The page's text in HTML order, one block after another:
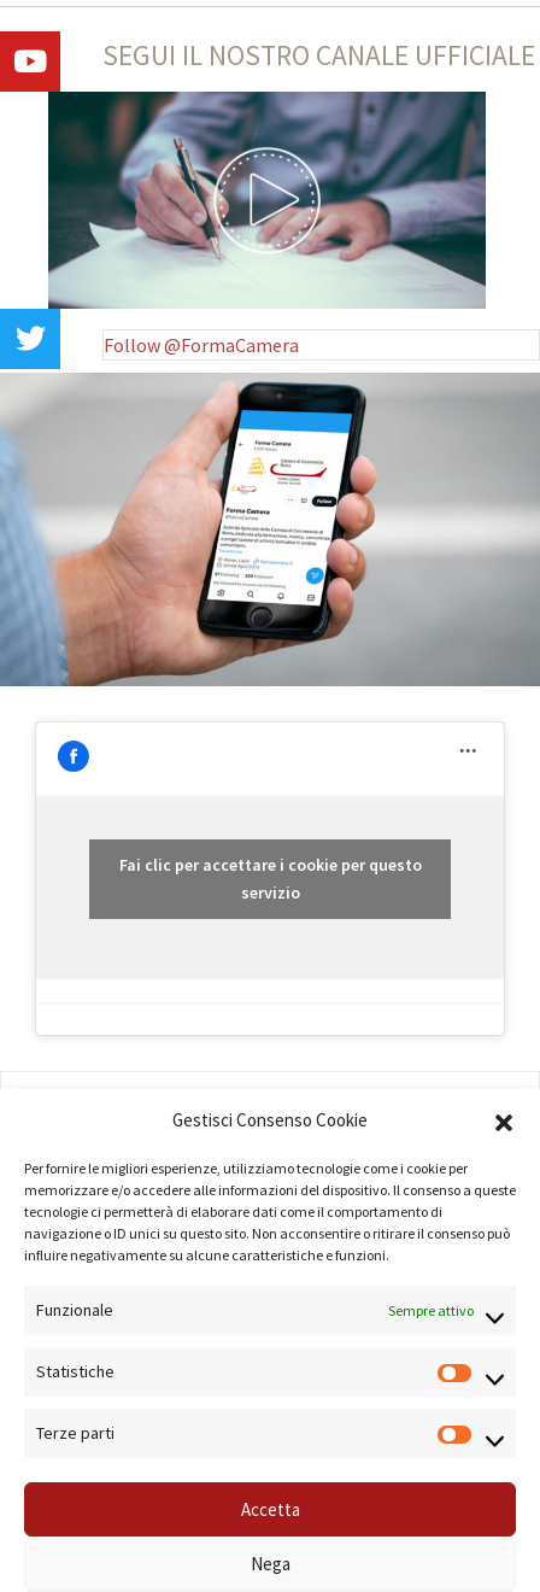
Gestisci Consenso Cookie
Per fornire le migliori esperienze, utilizziamo tecnologie come i cookie per
memorizzare e/o accedere alle informazioni del dispositivo. Il consenso a queste
tecnologie ci permetterà di elaborare dati come il comportamento di
navigazione o ID unici su questo sito. Non acconsentire o ritirare il consenso può
influire negativamente su alcune caratteristiche e funzioni.
Funzionale Sempre attivo
Statistiche
Terze parti
Accetta
Nega
SEGUI IL NOSTRO CANALE UFFICIALE
Follow @FormaCamera
Fai clic per accettare i cookie per questo
servizio
TERMINI E CONDIZIONI
PRIVACY POLICY
Commercio di Roma Sistema di Gestione Qualità Certificato ISO 9001:2000